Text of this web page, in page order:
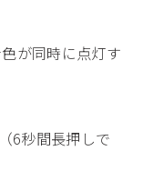
が同時に点灯す
6秒間長押しで